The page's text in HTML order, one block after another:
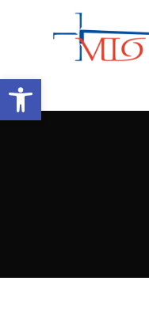
Abrir barra de herramientas